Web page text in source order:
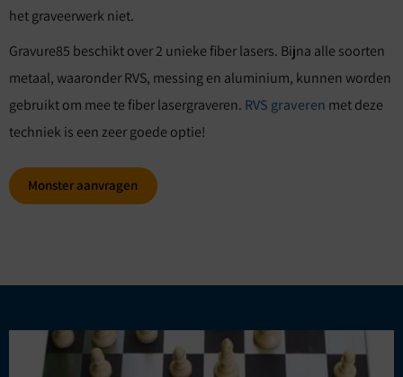
het graveerwerk niet.
Gravure85 beschikt over 2 unieke fiber lasers. Bijna alle soorten
metaal, waaronder RVS, messing en aluminium, kunnen worden
gebruikt om mee te fiber lasergraveren. RVS graveren met deze
techniek is een zeer goede optie!
Monster aanvragen